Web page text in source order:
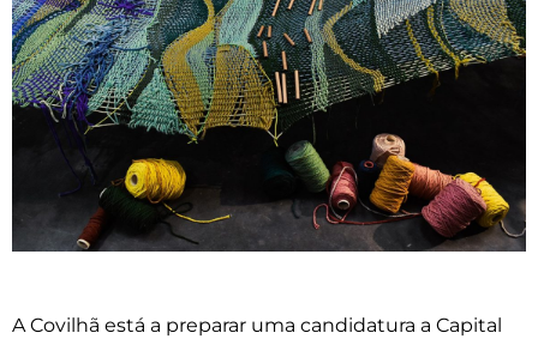
A Covilhã está a preparar uma candidatura a Capital